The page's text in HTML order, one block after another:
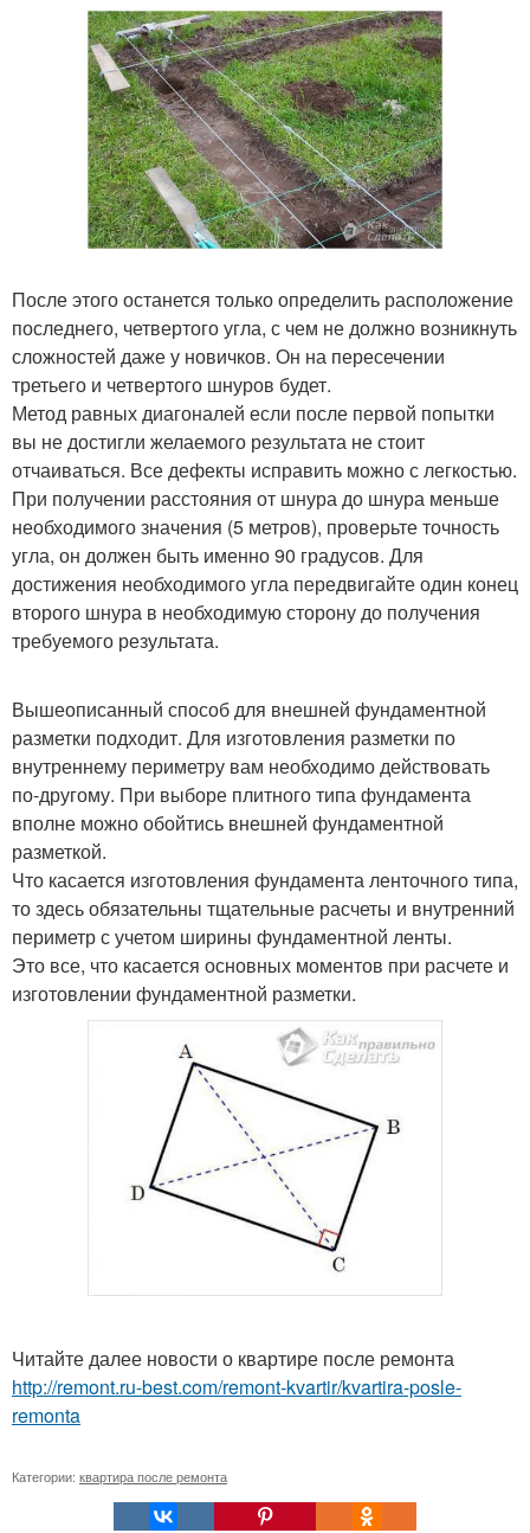
После этого останется только определить расположение
последнего, четвертого угла, с чем не должно возникнуть
сложностей даже у новичков. Он на пересечении
третьего и четвертого шнуров будет.
Метод равных диагоналей если после первой попытки
вы не достигли желаемого результата не стоит
отчаиваться. Все дефекты исправить можно с легкостью.
При получении расстояния от шнура до шнура меньше
необходимого значения (5 метров), проверьте точность
угла, он должен быть именно 90 градусов. Для
достижения необходимого угла передвигайте один конец
второго шнура в необходимую сторону до получения
требуемого результата.
Вышеописанный способ для внешней фундаментной
разметки подходит. Для изготовления разметки по
внутреннему периметру вам необходимо действовать
по-другому. При выборе плитного типа фундамента
вполне можно обойтись внешней фундаментной
разметкой.
Что касается изготовления фундамента ленточного типа,
то здесь обязательны тщательные расчеты и внутренний
периметр с учетом ширины фундаментной ленты.
Это все, что касается основных моментов при расчете и
изготовлении фундаментной разметки.
Читайте далее новости о квартире после ремонта
http://remont.ru-best.com/remont-kvartir/kvartira-posle-
remonta
Категории: квартира после ремонта